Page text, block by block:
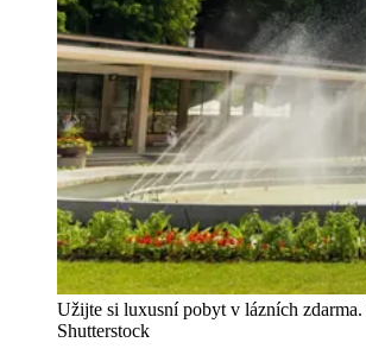
Užijte si luxusní pobyt v lázních
Shutterstock